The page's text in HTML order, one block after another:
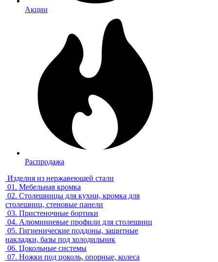
Акции
Распродажа
Изделия из нержавеющей стали
01. Мебельная кромка
02. Столешницы для кухни, кромка для
столешниц, стеновые панели
03. Пристеночные бортики
04. Алюминиевые профили для столешниц
05. Гигиенические поддоны, защитные
накладки, базы под холодильник
06. Цокольные системы
07. Ножки под цоколь, опорные, колеса